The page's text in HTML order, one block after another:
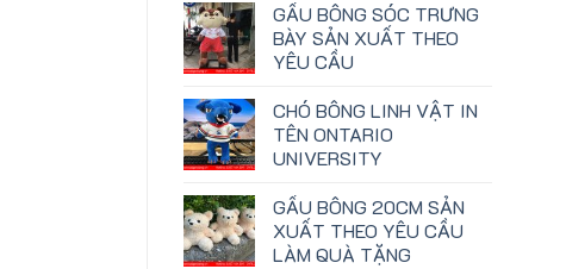
GẤU BÔNG SÓC TRƯNG
BÀY SẢN XUẤT THEO
YÊU CẦU
CHÓ BÔNG LINH VẬT IN
TÊN ONTARIO
UNIVERSITY
GẤU BÔNG 20CM SẢN
XUẤT THEO YÊU CẦU
LÀM QUÀ TẶNG